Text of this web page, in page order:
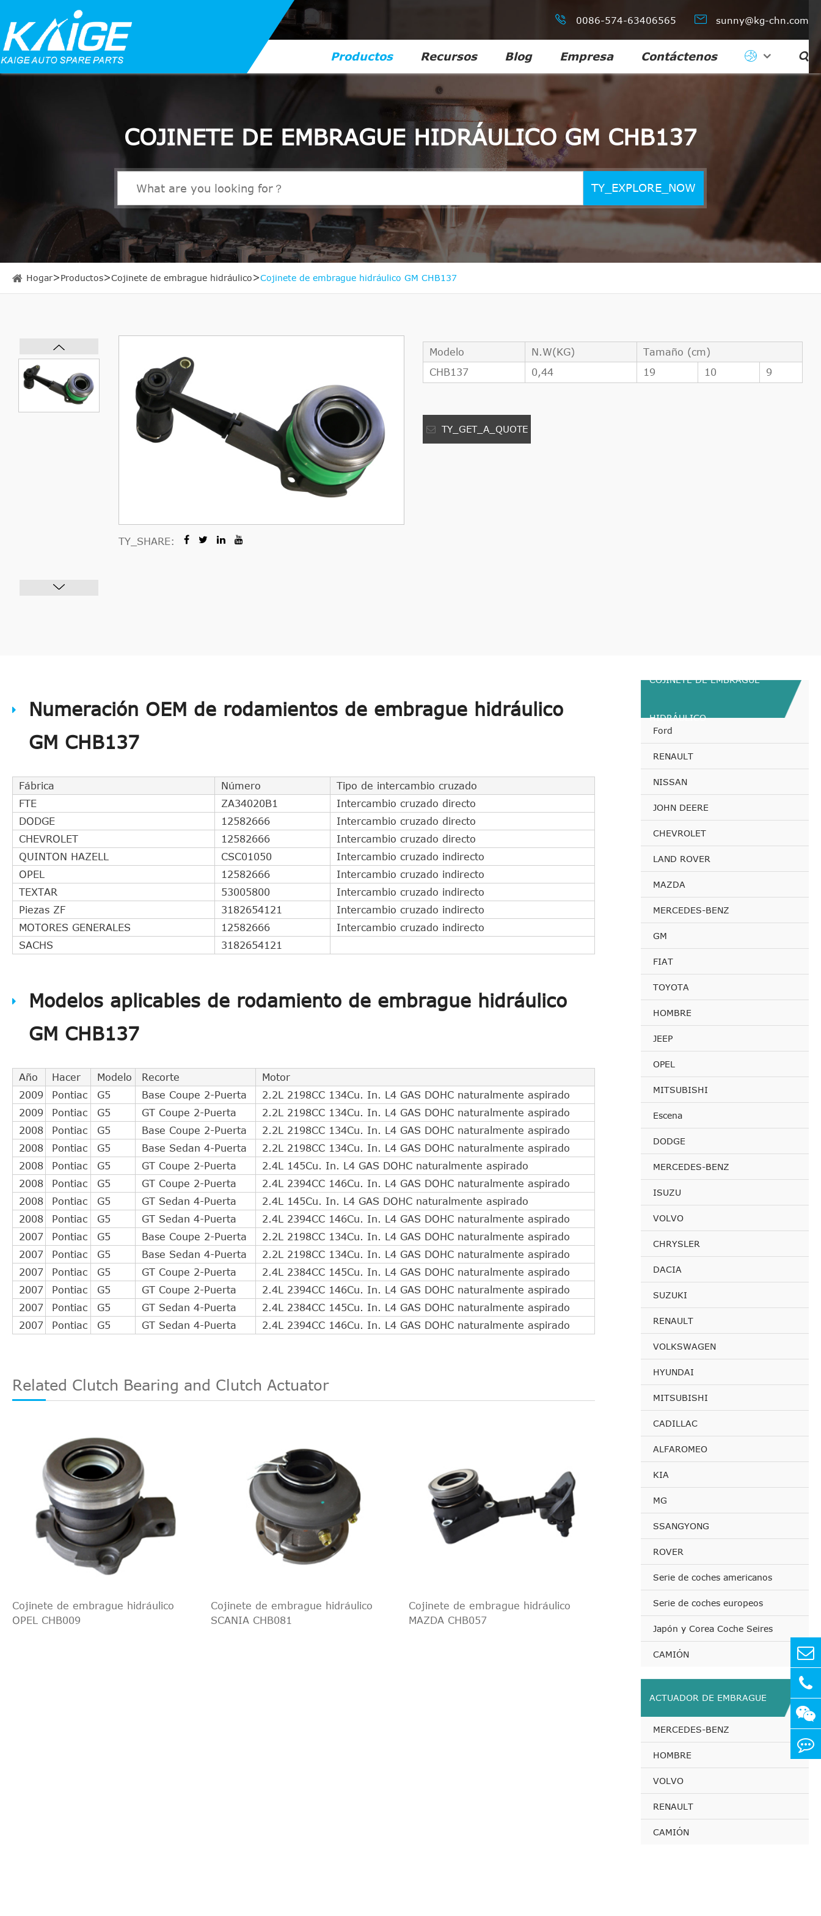
 0086-574-63406565  sunny@kg-chn.com
Productos Recursos Blog Empresa Contáctenos 
COJINETE DE EMBRAGUE HIDRÁULICO GM CHB137
TY_EXPLORE_NOW
Hogar Productos Cojinete de embrague hidráulico Cojinete de embrague hidráulico GM CHB137
TY_SHARE:
Modelo N.W(KG)
Tamaño (cm)
CHB137
0,44 19 10 9
TY_GET_A_QUOTE
Numeración OEM de rodamientos de embrague hidráulico
GM CHB137
Fábrica Número
Tipo de intercambio cruzado
FTE
ZA34020B1
Intercambio cruzado directo
DODGE
12582666
Intercambio cruzado directo
CHEVROLET
12582666
Intercambio cruzado directo
QUINTON HAZELL
CSC01050
Intercambio cruzado indirecto
OPEL
12582666
Intercambio cruzado indirecto
TEXTAR
53005800
Intercambio cruzado indirecto
Piezas ZF
3182654121
Intercambio cruzado indirecto
MOTORES GENERALES
12582666
Intercambio cruzado indirecto
SACHS
3182654121
Modelos aplicables de rodamiento de embrague hidráulico
GM CHB137
Año Hacer Modelo Recorte
Motor
2009
Pontiac G5 Base Coupe 2-Puerta
2.2L 2198CC 134Cu. In. L4 GAS DOHC naturalmente aspirado
2009
Pontiac G5 GT Coupe 2-Puerta
2.2L 2198CC 134Cu. In. L4 GAS DOHC naturalmente aspirado
2008
Pontiac G5 Base Coupe 2-Puerta
2.2L 2198CC 134Cu. In. L4 GAS DOHC naturalmente aspirado
2008
Pontiac G5 Base Sedan 4-Puerta
2.2L 2198CC 134Cu. In. L4 GAS DOHC naturalmente aspirado
2008
Pontiac G5 GT Coupe 2-Puerta
2.4L 145Cu. In. L4 GAS DOHC naturalmente aspirado
2008
Pontiac G5 GT Coupe 2-Puerta
2.4L 2394CC 146Cu. In. L4 GAS DOHC naturalmente aspirado
2008
Pontiac G5 GT Sedan 4-Puerta
2.4L 145Cu. In. L4 GAS DOHC naturalmente aspirado
2008
Pontiac G5 GT Sedan 4-Puerta
2.4L 2394CC 146Cu. In. L4 GAS DOHC naturalmente aspirado
2007
Pontiac G5 Base Coupe 2-Puerta
2.2L 2198CC 134Cu. In. L4 GAS DOHC naturalmente aspirado
2007
Pontiac G5 Base Sedan 4-Puerta
2.2L 2198CC 134Cu. In. L4 GAS DOHC naturalmente aspirado
2007
Pontiac G5 GT Coupe 2-Puerta
2.4L 2384CC 145Cu. In. L4 GAS DOHC naturalmente aspirado
2007
Pontiac G5 GT Coupe 2-Puerta
2.4L 2394CC 146Cu. In. L4 GAS DOHC naturalmente aspirado
2007
Pontiac G5 GT Sedan 4-Puerta
2.4L 2384CC 145Cu. In. L4 GAS DOHC naturalmente aspirado
2007
Pontiac G5 GT Sedan 4-Puerta 2.4L 2394CC 146Cu. In. L4 GAS DOHC naturalmente aspirado
Related Clutch Bearing and Clutch Actuator
Cojinete de embrague hidráulico
OPEL CHB009
Cojinete de embrague hidráulico
SCANIA CHB081
Cojinete de embrague hidráulico
MAZDA CHB057
COJINETE DE EMBRAGUE
HIDRÁULICO
Ford
RENAULT
NISSAN
JOHN DEERE
CHEVROLET
LAND ROVER
MAZDA
MERCEDES-BENZ
GM
FIAT
TOYOTA
HOMBRE
JEEP
OPEL
MITSUBISHI
Escena
DODGE
MERCEDES-BENZ
ISUZU
VOLVO
CHRYSLER
DACIA
SUZUKI
RENAULT
VOLKSWAGEN
HYUNDAI
MITSUBISHI
CADILLAC
ALFAROMEO
KIA
MG
SSANGYONG
ROVER
Serie de coches americanos
Serie de coches europeos
Japón y Corea Coche Seires
CAMIÓN
ACTUADOR DE EMBRAGUE
MERCEDES-BENZ
HOMBRE
VOLVO
RENAULT
CAMIÓN